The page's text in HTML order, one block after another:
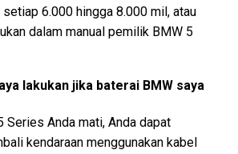
6.000 hingga 8.000 mil, atau
dalam manual pemilik BMW 5
lakukan jika baterai BMW saya
Series Anda mati, Anda dapat
kendaraan menggunakan kabel